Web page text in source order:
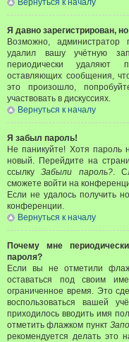
Вернуться к началу
Я давно зарегистрирован,
Возможно, администратор
удалил вашу учётную
периодически удаляют
оставляющих сообщения,
это произошло,
участвовать в дискуссиях.
Вернуться к началу
Я забыл пароль!
Не паникуйте! Хотя пароль
новый. Перейдите на
ссылкуЗабыли пароль?.
сможете войти на
Если не удалось получить
конференции.
Вернуться к началу
Почему мне
пароля?
Если вы не отметили
оставаться под своим
ограниченное время. Это
воспользоваться вашей
приходилось вводить имя
отметить флажком пункт
рекомендуется делать это